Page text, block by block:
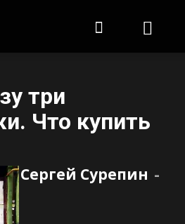
три
Что купить
Сергей Сурепин -